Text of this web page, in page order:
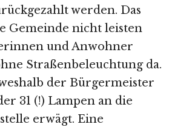
werden. Das
Gemeinde nicht leisten
und Anwohner
Straßenbeleuchtung da.
der Bürgermeister
31 (!) Lampen an die
erwägt. Eine